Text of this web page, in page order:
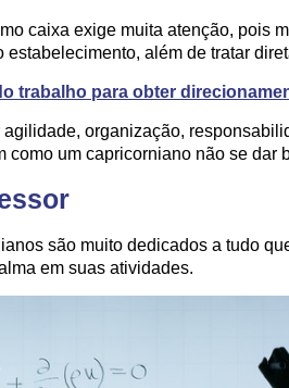
caixa exige muita atenção, pois
estabelecimento, além de tratar
trabalho para obter
agilidade, organização,
como um capricorniano não se dar
são muito dedicados a tudo
em suas atividades.